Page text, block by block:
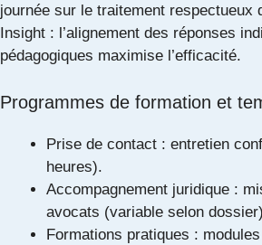
journée sur le traitement respectueux
Insight : l’alignement des réponses
pédagogiques maximise l’efficacité.
Programmes de formation et
Prise de contact : entretien
heures).
Accompagnement juridique :
avocats (variable selon
Formations pratiques :